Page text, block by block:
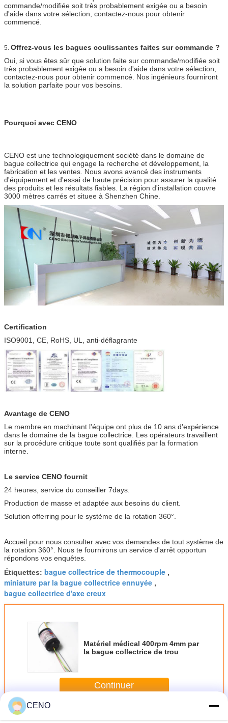
commande/modifiée soit très probablement exigée ou a besoin
d'aide dans votre sélection, contactez-nous pour obtenir
commencé.
5. Offrez-vous les bagues coulissantes faites sur commande ?
Oui, si vous êtes sûr que solution faite sur commande/modifiée soit
très probablement exigée ou a besoin d'aide dans votre sélection,
contactez-nous pour obtenir commencé. Nos ingénieurs fourniront
la solution parfaite pour vos besoins.
Pourquoi avec CENO
CENO est une technologiquement société dans le domaine de
bague collectrice qui engage la recherche et développement, la
fabrication et les ventes. Nous avons avancé des instruments
d'équipement et d'essai de haute précision pour assurer la qualité
des produits et les résultats fiables. La région d'installation couvre
3000 mètres carrés et situee à Shenzhen Chine.
Certification
ISO9001, CE, RoHS, UL, anti-déflagrante
Avantage de CENO
Le membre en machinant l'équipe ont plus de 10 ans d'expérience
dans le domaine de la bague collectrice. Les opérateurs travaillent
sur la procédure critique toute sont qualifiés par la formation
interne.
Le service CENO fournit
24 heures, service du conseiller 7days.
Production de masse et adaptée aux besoins du client.
Solution offerring pour le système de la rotation 360°.
Accueil pour nous consulter avec vos demandes de tout système de
la rotation 360°. Nous te fournirons un service d'arrêt opportun
répondons vos enquêtes.
Étiquettes: bague collectrice de thermocouple ,
miniature par la bague collectrice ennuyée ,
bague collectrice d'axe creux
Matériel médical 400rpm 4mm par
la bague collectrice de trou
Continuer
PlusPar la bague collectrice de trou
CENO